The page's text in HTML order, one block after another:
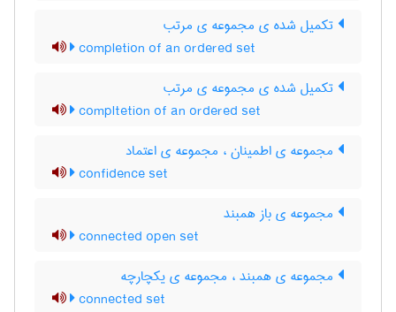
تکمیل شده ی مجموعه ی مرتب
completion of an ordered set
تکمیل شده ی مجموعه ی مرتب
compltetion of an ordered set
مجموعه ی اطمینان ، مجموعه ی اعتماد
confidence set
مجموعه ی باز همبند
connected open set
مجموعه ی همبند ، مجموعه ی یکچارچه
connected set